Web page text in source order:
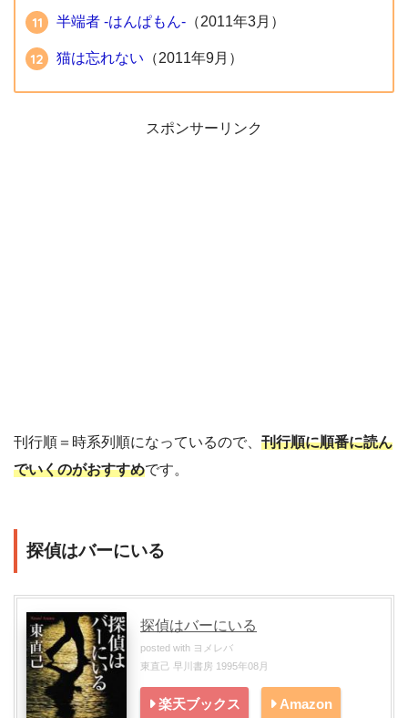
半端者 -はんぱもん- （2011年3月）
猫は忘れない （2011年9月）
スポンサーリンク
刊行順＝時系列順になっているので、 刊行順に順番に読ん
でいくのがおすすめです。
探偵はバーにいる
探偵はバーにいる
posted with ヨメレバ
東直己 早川書房 1995年08月
楽天ブックス Amazon